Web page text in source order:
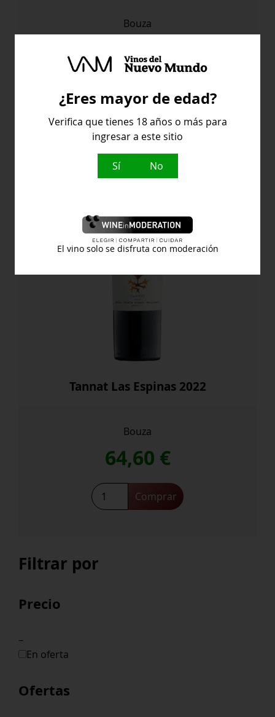
Bouza
43,80€
B6
Parcela
Unica
2020
cantidad
Tannat Las Espinas 2022
Bouza
64,60 €
Tannat
Las
Comprar
Filtrar por
Precio
–
En oferta
Ofertas
¿Eres mayor de edad?
Verifica que tienes 18 años o más para
ingresar a este sitio
Sí No
El vino solo se disfruta con moderación